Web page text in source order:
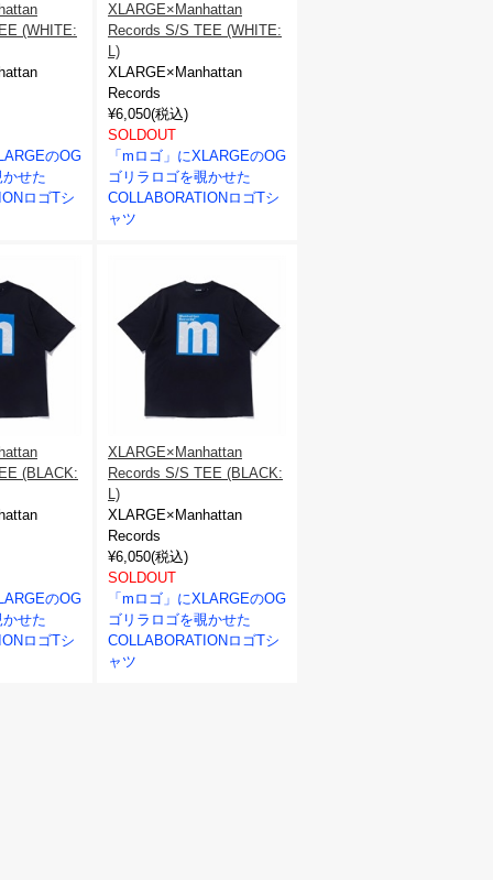
(WHITE:
のOG
せた
ロゴTシ
XLARGE×Manhattan
Records S/S TEE (WHITE:
L)
XLARGE×Manhattan
Records
¥6,050(税込)
SOLDOUT
「mロゴ」にXLARGEのOG
ゴリラロゴを覗かせた
COLLABORATIONロゴTシ
ャツ
(BLACK:
のOG
せた
ロゴTシ
XLARGE×Manhattan
Records S/S TEE (BLACK:
L)
XLARGE×Manhattan
Records
¥6,050(税込)
SOLDOUT
「mロゴ」にXLARGEのOG
ゴリラロゴを覗かせた
COLLABORATIONロゴTシ
ャツ